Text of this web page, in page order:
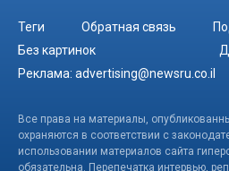
Теги Обратная связь
Без картинок
Реклама: advertising@newsru.co.il
Все права на материалы,
охраняются в соответствии с
использовании материалов сайта
обязательна. Перепечатка интервью,